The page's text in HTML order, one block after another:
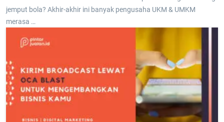
jemput bola? Akhir-akhir ini banyak pengusaha UKM & UMKM
merasa …